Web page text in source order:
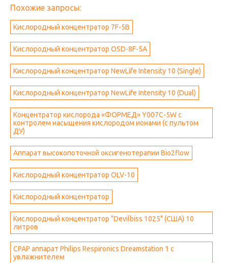
Похожие запросы:
Кислородный концентратор 7F-5B
Кислородный концентратор OSD-8F-5A
Кислородный концентратор NewLife Intensity 10 (Single)
Кислородный концентратор NewLife Intensity 10 (Dual)
Концентратор кислорода «ФОРМЕД» Y007C-5W с
контролем насыщения кислородом ионами (с пультом
ДУ)
Аппарат высокопоточной оксигенотерапии Bio2flow
Кислородный концентратор OLV-10
Кислородный концентратор
Кислородный концентратор "Devilbiss 1025" (США) 10
литров
CPAP аппарат Philips Respironics Dreamstation 1 с
увлажнителем